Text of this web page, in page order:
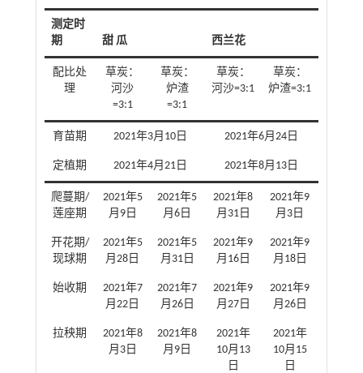
测定时
期
甜 瓜 西兰花
配比处
理
草炭：
河沙
=3:1
草炭：
炉渣
=3:1
草炭：
河沙=3:1
草炭：
炉渣=3:1
育苗期 2021年3月10日 2021年6月24日
定植期 2021年4月21日 2021年8月13日
爬蔓期/
莲座期
2021年5
月9日
2021年5
月6日
2021年8
月31日
2021年9
月3日
开花期/
现球期
2021年5
月28日
2021年5
月31日
2021年9
月16日
2021年9
月18日
始收期
2021年7
月22日
2021年7
月26日
2021年9
月27日
2021年9
月26日
拉秧期
2021年8
月3日
2021年8
月9日
2021年
10月13
日
2021年
10月15
日